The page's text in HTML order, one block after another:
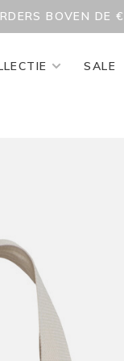
BOVEN
SALE